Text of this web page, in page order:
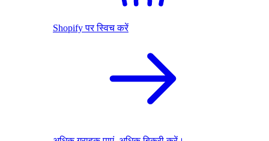
Shopify पर स्विच करें